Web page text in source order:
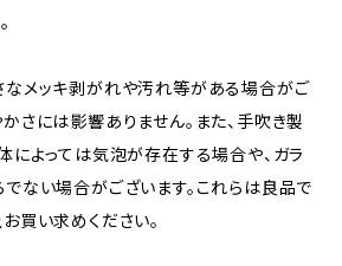
メッキ剥がれや汚れ等がある場合がご
さには影響ありません。また、手吹き製
によっては気泡が存在する場合や、ガラ
ない場合がございます。これらは良品で
買い求めください。